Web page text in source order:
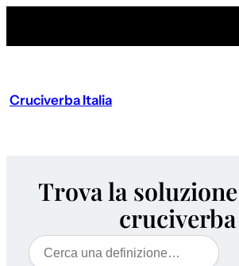
Cruciverba Italia
Trova la
cruciverba
Cerca